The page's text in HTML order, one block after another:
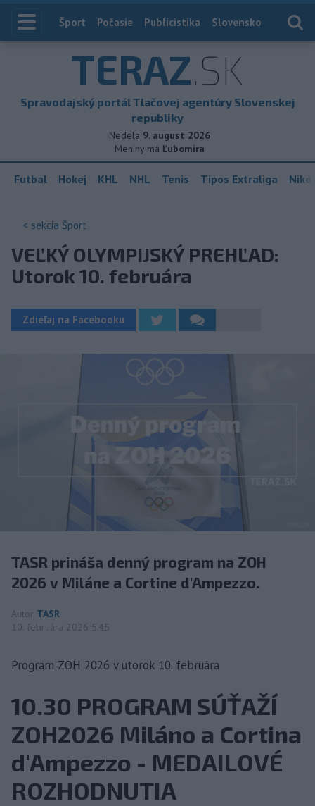
Index
Šport Počasie Publicistika Slovensko
TERAZ.SK
Spravodajský portál Tlačovej agentúry Slovenskej
republiky
Nedela 9. august 2026
Meniny má Ľubomíra
Futbal Hokej KHL NHL Tenis Tipos Extraliga
< sekcia Šport
VEĽKÝ OLYMPIJSKÝ PREHĽAD:
Utorok 10. februára
Zdieľaj na Facebooku
TASR prináša denný program na ZOH
2026 v Miláne a Cortine d'Ampezzo.
Autor TASR
10. februára 2026 5:45
Program ZOH 2026 v utorok 10. februára
10.30 PROGRAM SÚŤAŽÍ
ZOH2026 Miláno a Cortina
d'Ampezzo - MEDAILOVÉ
ROZHODNUTIA